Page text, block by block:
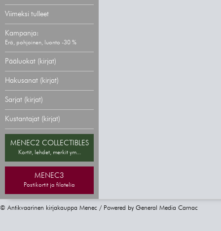
Viimeksi tulleet
Kampanja:
Erä, pohjoinen, luonto -30 %
Pääluokat (kirjat)
Hakusanat (kirjat)
Sarjat (kirjat)
Kustantajat (kirjat)
MENEC2 COLLECTIBLES
Kortit, lehdet, merkit ym...
MENEC3
Postikortit ja filatelia
© Antikvaarinen kirjakauppa Menec / Powered by General Media Carnac